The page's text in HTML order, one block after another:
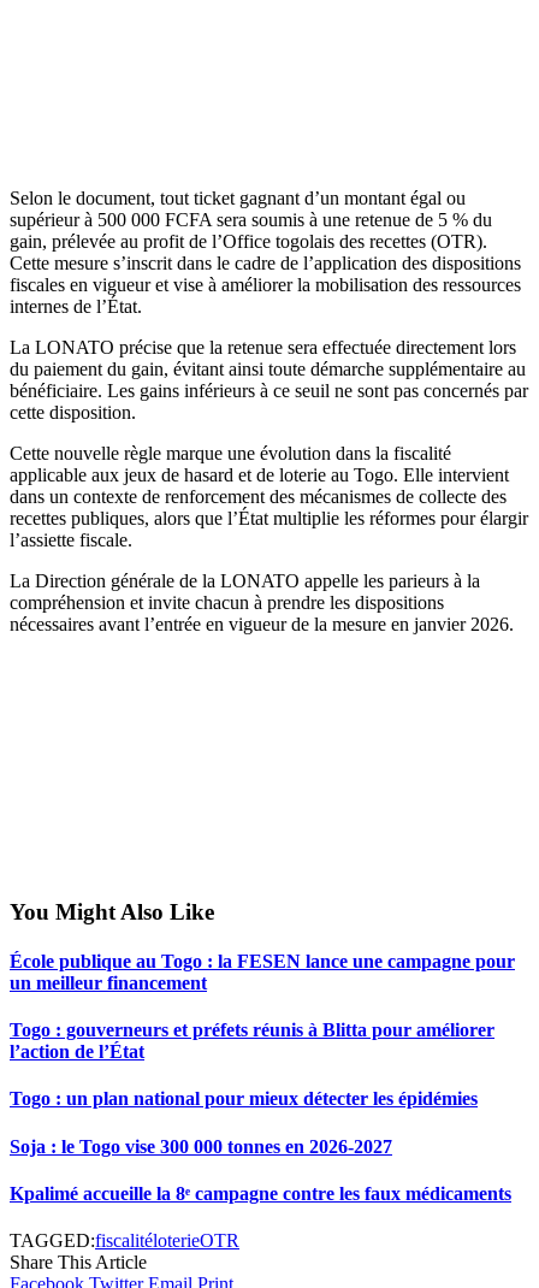
Selon le document, tout ticket gagnant d’un montant égal ou
supérieur à 500 000 FCFA sera soumis à une retenue de 5 % du
gain, prélevée au profit de l’Office togolais des recettes (OTR).
Cette mesure s’inscrit dans le cadre de l’application des dispositions
fiscales en vigueur et vise à améliorer la mobilisation des ressources
internes de l’État.
La LONATO précise que la retenue sera effectuée directement lors
du paiement du gain, évitant ainsi toute démarche supplémentaire au
bénéficiaire. Les gains inférieurs à ce seuil ne sont pas concernés par
cette disposition.
Cette nouvelle règle marque une évolution dans la fiscalité
applicable aux jeux de hasard et de loterie au Togo. Elle intervient
dans un contexte de renforcement des mécanismes de collecte des
recettes publiques, alors que l’État multiplie les réformes pour élargir
l’assiette fiscale.
La Direction générale de la LONATO appelle les parieurs à la
compréhension et invite chacun à prendre les dispositions
nécessaires avant l’entrée en vigueur de la mesure en janvier 2026.
You Might Also Like
École publique au Togo : la FESEN lance une campagne pour
un meilleur financement
Togo : gouverneurs et préfets réunis à Blitta pour améliorer
l’action de l’État
Togo : un plan national pour mieux détecter les épidémies
Soja : le Togo vise 300 000 tonnes en 2026-2027
Kpalimé accueille la 8ᵉ campagne contre les faux médicaments
TAGGED:fiscalitéloterieOTR
Share This Article